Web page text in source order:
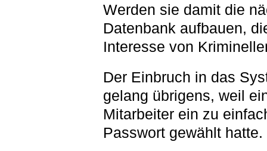
Werden sie damit die
Datenbank aufbauen,
Interesse von
Der Einbruch in das
gelang übrigens, weil
Mitarbeiter ein zu
Passwort gewählt hatte.